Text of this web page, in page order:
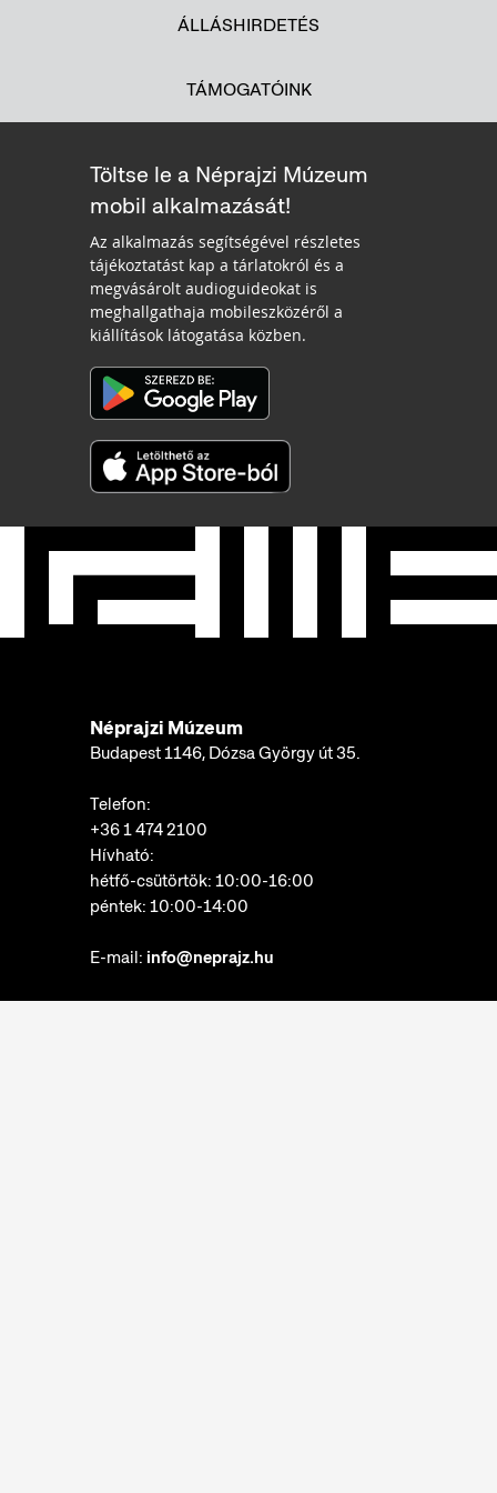
ÁLLÁSHIRDETÉS
TÁMOGATÓINK
Töltse le a Néprajzi Múzeum
mobil alkalmazását!
Az alkalmazás segítségével részletes
tájékoztatást kap a tárlatokról és a
megvásárolt audioguideokat is
meghallgathaja mobileszközéről a
kiállítások látogatása közben.
Néprajzi Múzeum
Budapest 1146, Dózsa György út 35.
Telefon:
+36 1 474 2100
Hívható:
hétfő-csütörtök: 10:00-16:00
péntek: 10:00-14:00
E-mail: info@neprajz.hu
Etnoshop: